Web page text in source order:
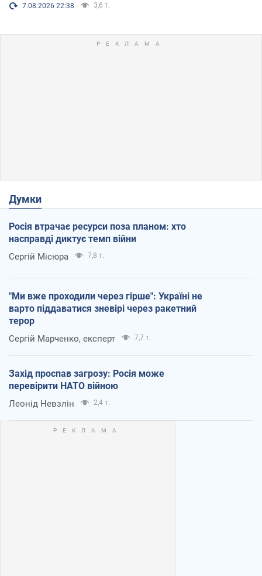
7.08.2026 22:38 3,6 т.
Думки
Росія втрачає ресурси поза планом: хто
насправді диктує темп війни
Сергій Місюра 7,8 т.
"Ми вже проходили через гірше": Україні не
варто піддаватися зневірі через ракетний
терор
Сергій Марченко, експерт 7,7 т.
Захід проспав загрозу: Росія може
перевірити НАТО війною
Леонід Невзлін 2,4 т.